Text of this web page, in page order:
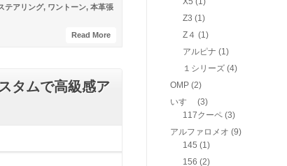
テアリング, ワントーン, 本革張
Read More
タムで高級感ア
Z3 (1)
Z４ (1)
アルピナ (1)
１シリーズ (4)
OMP (2)
いすゞ
(3)
117クーペ (3)
アルファロメオ (9)
145 (1)
156 (2)